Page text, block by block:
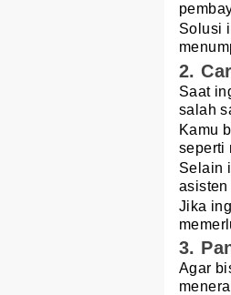
Solusi
2.
Saat
salah
Kamu
seperti
Selain
asisten
Jika
3.
Agar